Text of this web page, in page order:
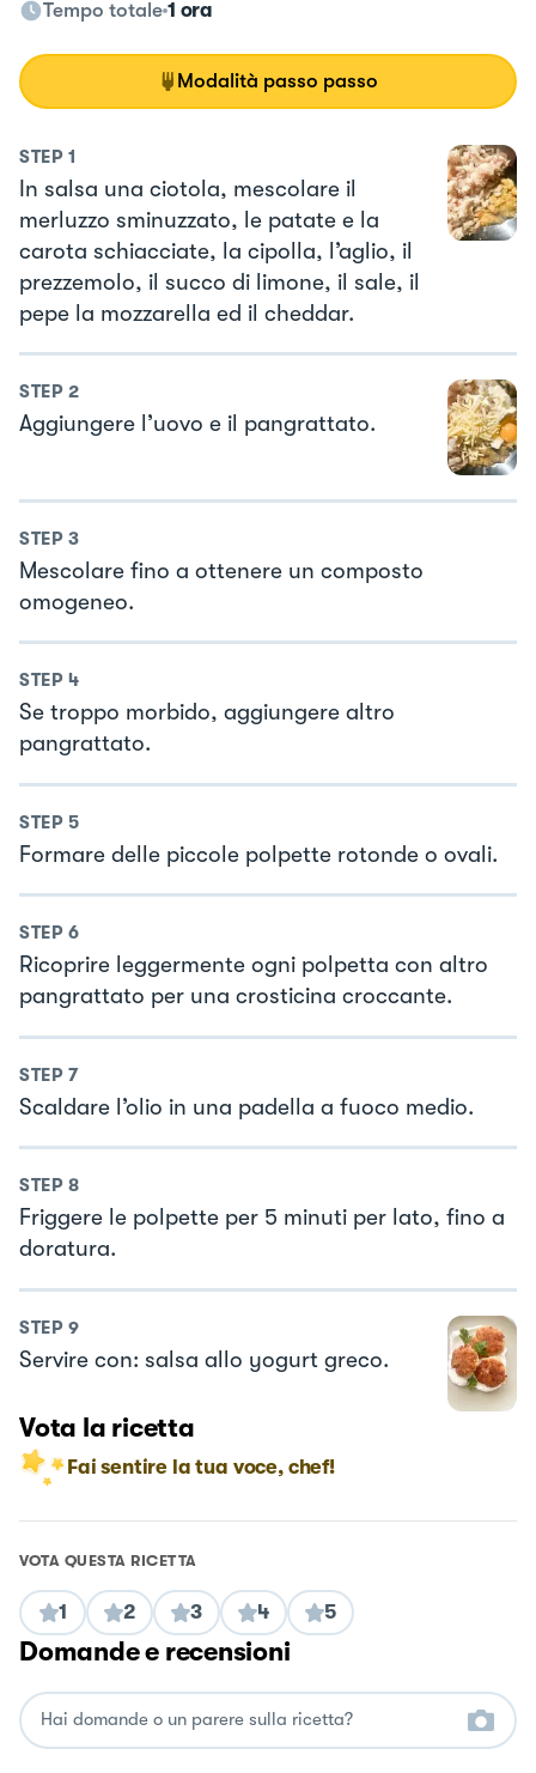
Tempo totale 1 ora
Modalità passo passo
STEP 1
In salsa una ciotola, mescolare il
merluzzo sminuzzato, le patate e la
carota schiacciate, la cipolla, l’aglio, il
prezzemolo, il succo di limone, il sale, il
pepe la mozzarella ed il cheddar.
STEP 2
Aggiungere l’uovo e il pangrattato.
STEP 3
Mescolare fino a ottenere un composto
omogeneo.
STEP 4
Se troppo morbido, aggiungere altro
pangrattato.
STEP 5
Formare delle piccole polpette rotonde o ovali.
STEP 6
Ricoprire leggermente ogni polpetta con altro
pangrattato per una crosticina croccante.
STEP 7
Scaldare l’olio in una padella a fuoco medio.
STEP 8
Friggere le polpette per 5 minuti per lato, fino a
doratura.
STEP 9
Servire con: salsa allo yogurt greco.
Vota la ricetta
Fai sentire la tua voce, chef!
VOTA QUESTA RICETTA
1 2 3 4 5
Domande e recensioni